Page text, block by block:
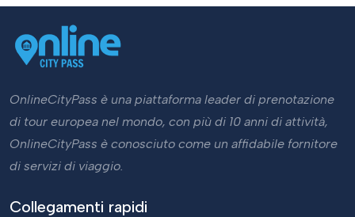
OnlineCityPass è una piattaforma leader di prenotazione
di tour europea nel mondo, con più di 10 anni di attività,
OnlineCityPass è conosciuto come un affidabile fornitore
di servizi di viaggio.
Collegamenti rapidi